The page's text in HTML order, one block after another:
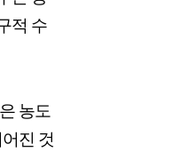
적 수
농도
진 것